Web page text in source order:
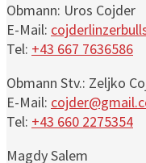
Obmann: Uros Cojder
E-Mail:
Tel: +43 667 7636586
Obmann Stv.: Zeljko
E-Mail:
Tel: +43 660 2275354
Magdy Salem